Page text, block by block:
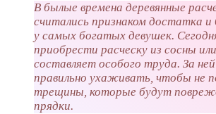
В былые времена деревянные
считались признаком достатка и
у самых богатых девушек.
приобрести расческу из сосны
составляет особого труда. За
правильно ухаживать, чтобы не
трещины, которые будут
прядки.